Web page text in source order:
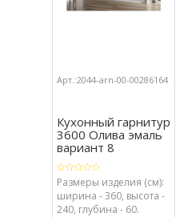
Арт.:2044-arn-00-00286164
Кухонный гарнитур
3600 Олива эмаль
вариант 8
Размеры изделия (см):
ширина - 360, высота -
240, глубина - 60.